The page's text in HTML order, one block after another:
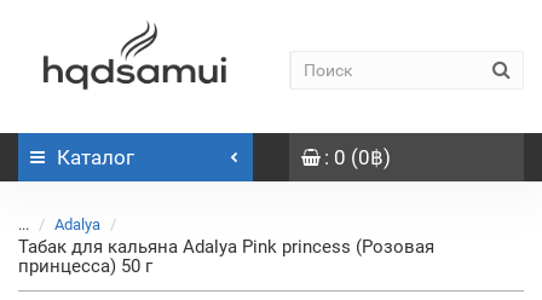
Каталог : 0 (0฿)
... Adalya
Табак для кальяна Adalya Pink princess (Розовая
принцесса) 50 г